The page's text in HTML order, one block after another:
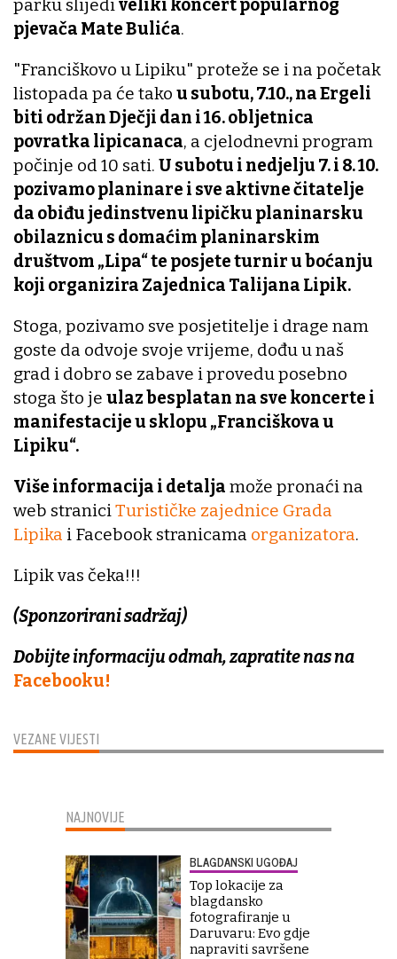
VEZANE VIJESTI
parku slijediveliki koncert popularnog
pjevača Mate Bulića.
"Franciškovo u Lipiku" proteže se i na početak
listopada pa će tako u subotu, 7.10., na Ergeli
biti održan Dječji dan i 16. obljetnica
povratka lipicanaca, a cjelodnevni program
počinje od 10 sati. U subotu i nedjelju 7. i 8. 10.
pozivamo planinare i sve aktivne čitatelje
da obiđu jedinstvenu lipičku planinarsku
obilaznicu s domaćim planinarskim
društvom „Lipa“ te posjete turnir u boćanju
koji organizira Zajednica Talijana Lipik.
Stoga, pozivamo sve posjetitelje i drage nam
goste da odvoje svoje vrijeme, dođu u naš
grad i dobro se zabave i provedu posebno
stoga što je ulaz besplatan na sve koncerte i
manifestacije u sklopu „Franciškova u
Lipiku“.
Više informacija i detalja može pronaći na
web straniciTurističke zajednice Grada
Lipika i Facebook stranicama organizatora.
Lipik vas čeka!!!
(Sponzorirani sadržaj)
Dobijte informaciju odmah, zapratite nas na
Facebooku!
NAJNOVIJE
BLAGDANSKI UGOĐAJ
Top lokacije za
blagdansko
fotografiranje u
Daruvaru: Evo gdje
napraviti savršene